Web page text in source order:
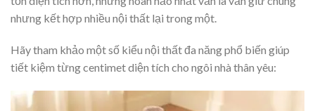
nhưng kết hợp nhiều nội thất lại trong một.
Hãy tham khảo một số kiểu nội thất đa năng phổ biến giúp
tiết kiệm từng centimet diện tích cho ngôi nhà thân yêu: